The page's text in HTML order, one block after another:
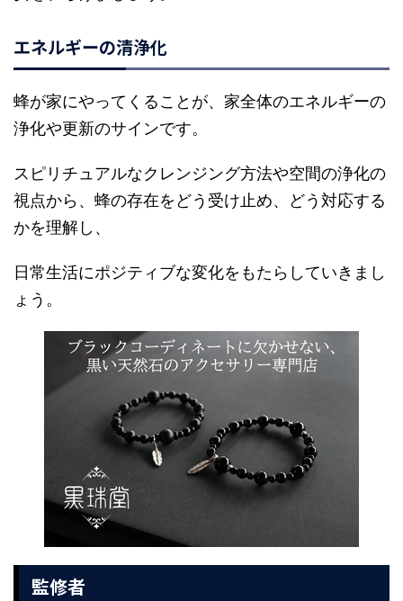
エネルギーの清浄化
蜂が家にやってくることが、家全体のエネルギーの
浄化や更新のサインです。
スピリチュアルなクレンジング方法や空間の浄化の
視点から、蜂の存在をどう受け止め、どう対応する
かを理解し、
日常生活にポジティブな変化をもたらしていきまし
ょう。
監修者